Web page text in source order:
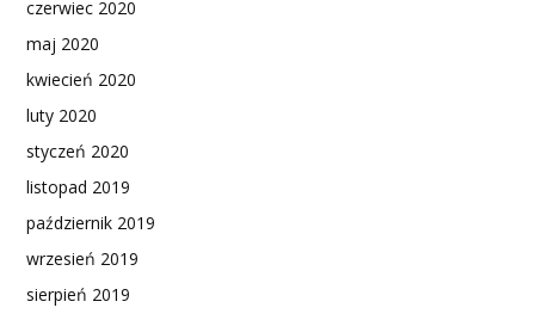
czerwiec 2020
maj 2020
kwiecień 2020
luty 2020
styczeń 2020
listopad 2019
październik 2019
wrzesień 2019
sierpień 2019